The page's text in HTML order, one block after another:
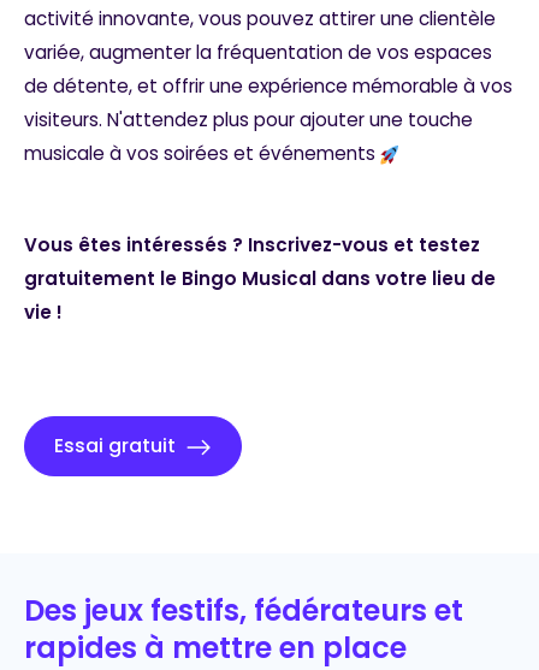
activité innovante, vous pouvez attirer une clientèle
variée, augmenter la fréquentation de vos espaces
de détente, et offrir une expérience mémorable à vos
visiteurs. N'attendez plus pour ajouter une touche
musicale à vos soirées et événements
Vous êtes intéressés ? Inscrivez-vous et testez
gratuitement le Bingo Musical dans votre lieu de
vie !
Essai gratuit
Des jeux festifs, fédérateurs et
rapides à mettre en place